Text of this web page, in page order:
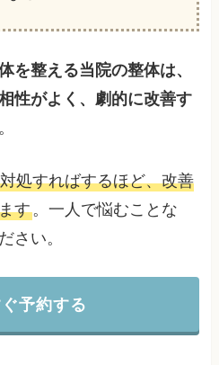
を整える当院の整体は、
性がよく、劇的に改善す
。
処すればするほど、改善
す。一人で悩むことな
さい。
予約する